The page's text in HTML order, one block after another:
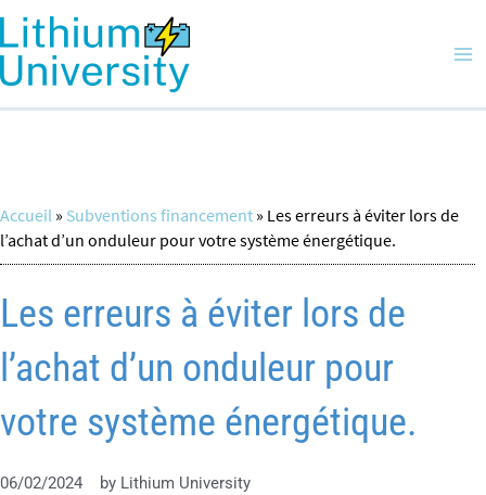
contenu
Accueil » Subventions financement » Les erreurs à éviter lors de
l’achat d’un onduleur pour votre système énergétique.
Les erreurs à éviter lors de
l’achat d’un onduleur pour
votre système énergétique.
06/02/2024 by Lithium University